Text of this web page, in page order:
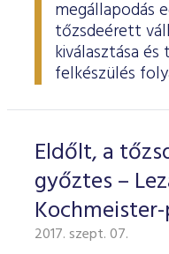
megállapodás
tőzsdeérett
kiválasztása
felkészülés
Eldőlt, a
győztes –
2017. szept. 07.